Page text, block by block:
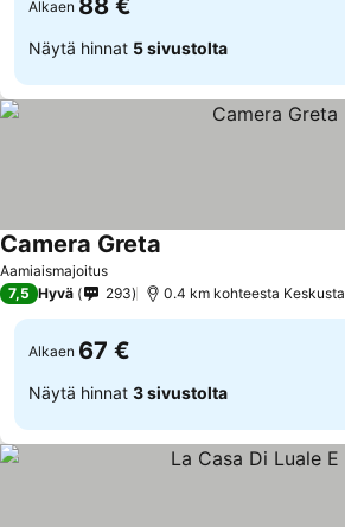
Alkaen 88 €
Näytä hinnat 5 sivustolta
Aamiaismajoitus
Camera Greta
7,5 Hyvä 293 0.4 km kohteesta Keskusta
Alkaen 67 €
Näytä hinnat 3 sivustolta